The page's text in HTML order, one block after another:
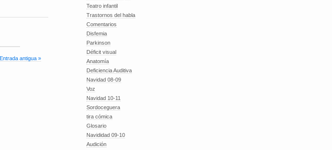
Entrada antigua »
Teatro infantil
Trastornos del habla
Comentarios
Disfemia
Parkinson
Déficit visual
Anatomía
Deficiencia Auditiva
Navidad 08-09
Voz
Navidad 10-11
Sordoceguera
tira cómica
Glosario
Navididad 09-10
Audición